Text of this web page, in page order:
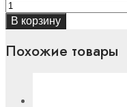
В корзину
Похожие товары